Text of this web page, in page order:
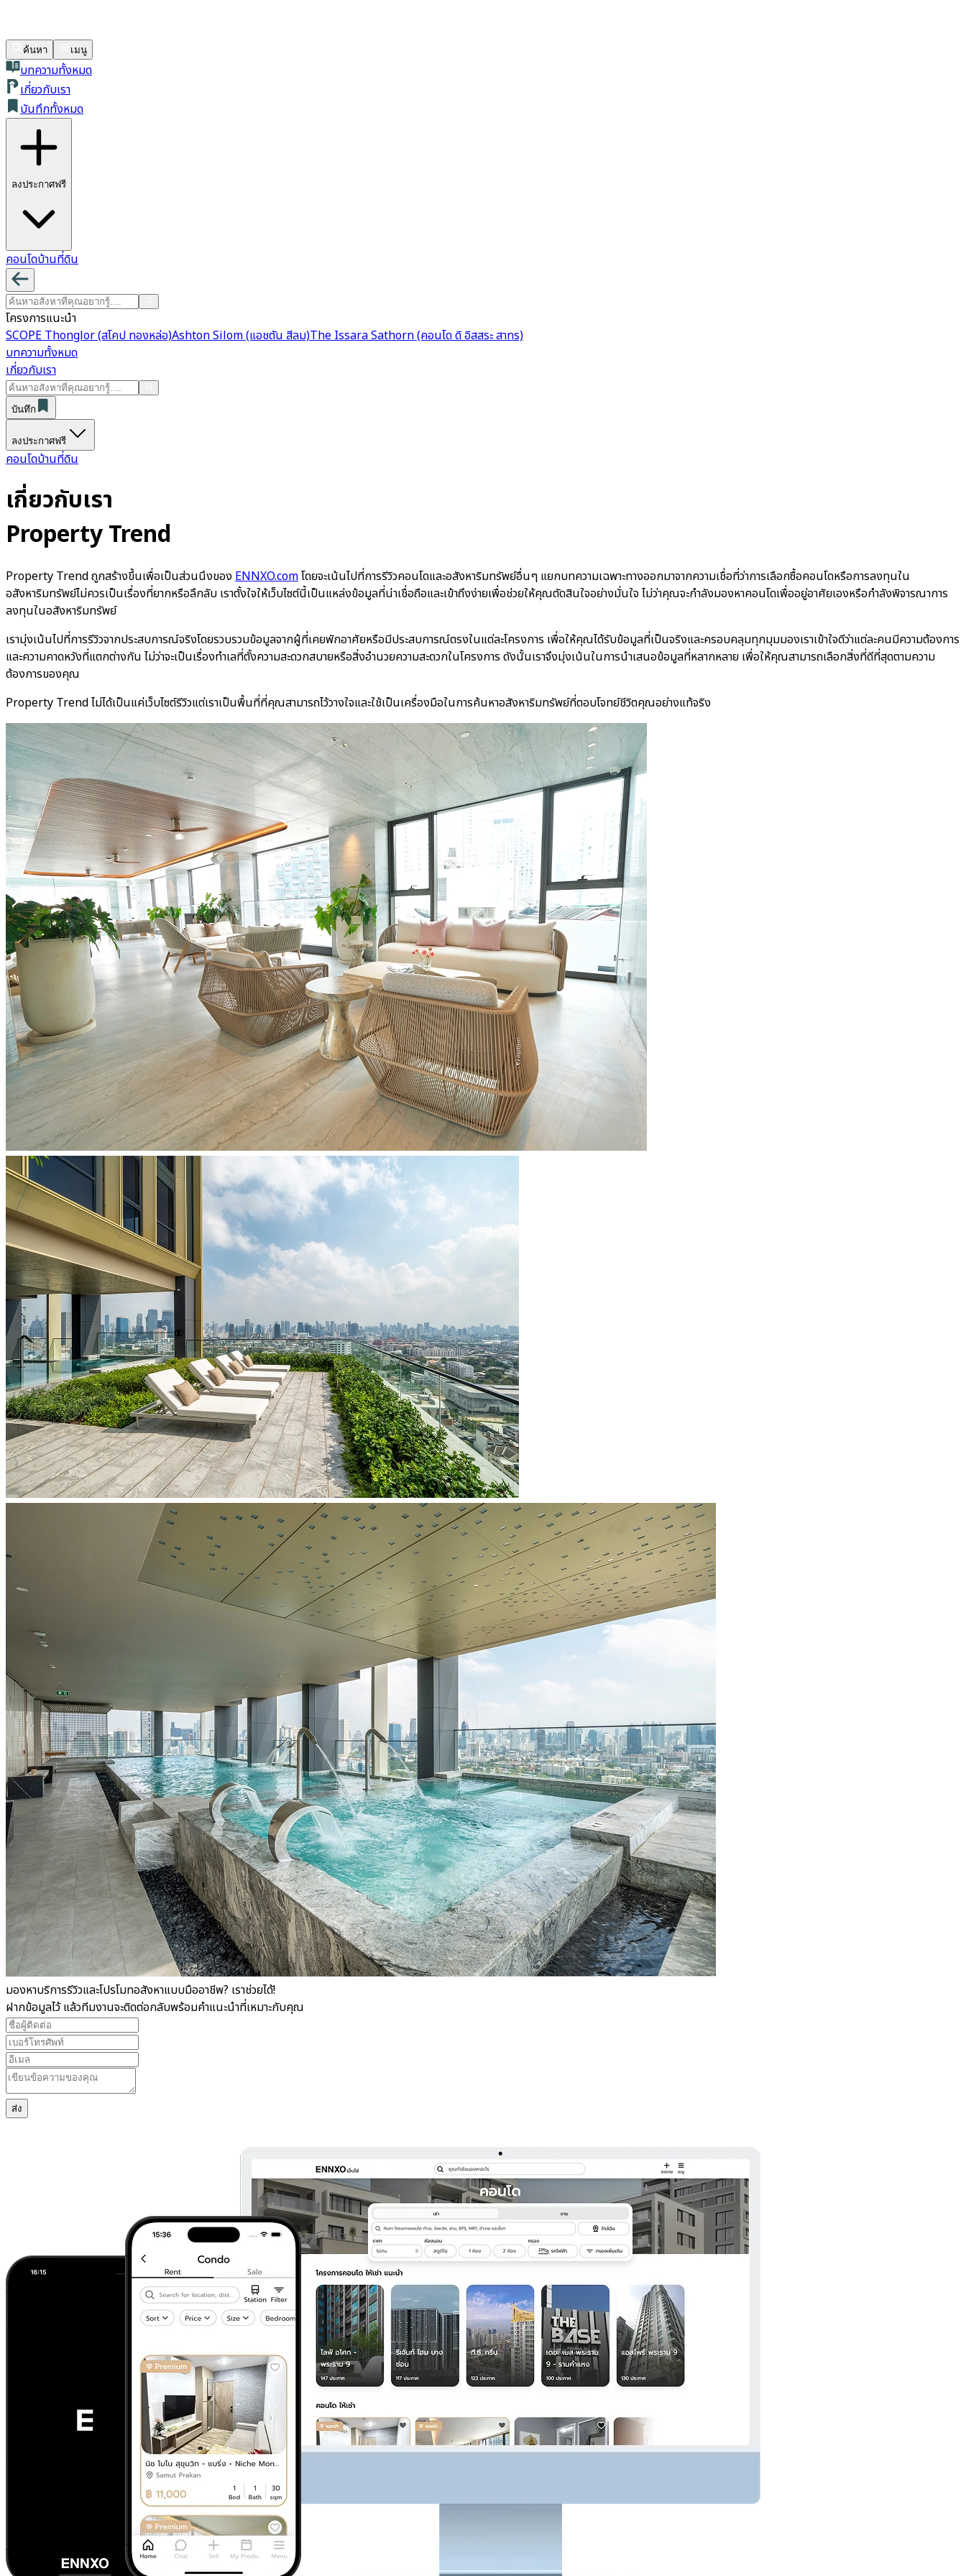
ค้นหา เมนู
บทความทั้งหมด
เกี่ยวกับเรา
บันทึกทั้งหมด
ลงประกาศฟรี
คอนโดบ้านที่ดิน
โครงการแนะนำ
SCOPE Thonglor (สโคป ทองหล่อ)Ashton Silom (แอชตัน สีลม)The Issara Sathorn (คอนโด ดิ อิสสระ สาทร)
บทความทั้งหมด
เกี่ยวกับเรา
บันทึก
ลงประกาศฟรี
คอนโดบ้านที่ดิน
เกี่ยวกับเรา
Property Trend
Property Trendถูกสร้างขึ้นเพื่อเป็นส่วนนึงของENNXO.comโดยจะเน้นไปที่การรีวิวคอนโดและอสังหาริมทรัพย์อื่นๆ แยกบทความเฉพาะทางออกมาจากความเชื่อที่ว่าการเลือกซื้อคอนโดหรือการลงทุนใน
อสังหาริมทรัพย์ไม่ควรเป็นเรื่องที่ยากหรือลึกลับ เราตั้งใจให้เว็บไซต์นี้เป็นแหล่งข้อมูลที่น่าเชื่อถือและเข้าถึงง่ายเพื่อช่วยให้คุณตัดสินใจอย่างมั่นใจ ไม่ว่าคุณจะกำลังมองหาคอนโดเพื่ออยู่อาศัยเองหรือกำลังพิจารณาการ
ลงทุนในอสังหาริมทรัพย์
เรามุ่งเน้นไปที่การรีวิวจากประสบการณ์จริงโดยรวบรวมข้อมูลจากผู้ที่เคยพักอาศัยหรือมีประสบการณ์ตรงในแต่ละโครงการ เพื่อให้คุณได้รับข้อมูลที่เป็นจริงและครอบคลุมทุกมุมมองเราเข้าใจดีว่าแต่ละคนมีความต้องการ
และความคาดหวังที่แตกต่างกัน ไม่ว่าจะเป็นเรื่องทำเลที่ตั้งความสะดวกสบายหรือสิ่งอำนวยความสะดวกในโครงการ ดังนั้นเราจึงมุ่งเน้นในการนำเสนอข้อมูลที่หลากหลาย เพื่อให้คุณสามารถเลือกสิ่งที่ดีที่สุดตามความ
ต้องการของคุณ
Property Trendไม่ได้เป็นแค่เว็บไซต์รีวิวแต่เราเป็นพื้นที่ที่คุณสามารถไว้วางใจและใช้เป็นเครื่องมือในการค้นหาอสังหาริมทรัพย์ที่ตอบโจทย์ชีวิตคุณอย่างแท้จริง
มองหาบริการรีวิวและโปรโมทอสังหาแบบมืออาชีพ? เราช่วยได้!
ฝากข้อมูลไว้ แล้วทีมงานจะติดต่อกลับพร้อมคำแนะนำที่เหมาะกับคุณ
ส่ง